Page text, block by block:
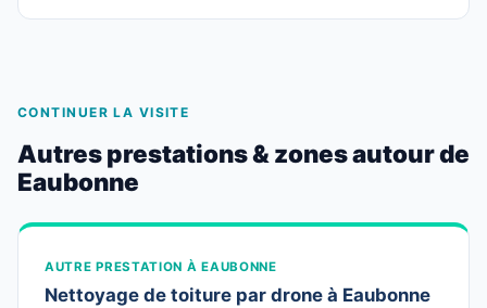
CONTINUER LA VISITE
Autres prestations & zones autour de
Eaubonne
AUTRE PRESTATION À EAUBONNE
Nettoyage de toiture par drone à Eaubonne